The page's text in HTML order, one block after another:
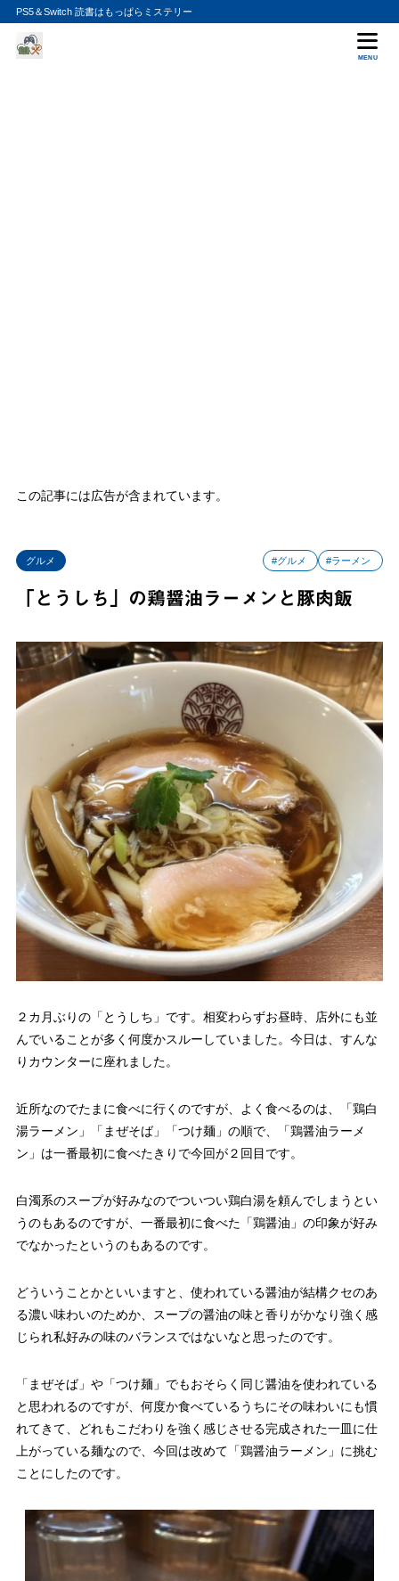
PS5＆Switch 読書はもっぱらミステリー
MENU
この記事には広告が含まれています。
グルメ #グルメ #ラーメン
「とうしち」の鶏醤油ラーメンと豚肉飯
２カ月ぶりの「とうしち」です。相変わらずお昼時、店外にも並
んでいることが多く何度かスルーしていました。今日は、すんな
りカウンターに座れました。
近所なのでたまに食べに行くのですが、よく食べるのは、「鶏白
湯ラーメン」「まぜそば」「つけ麺」の順で、「鶏醤油ラーメ
ン」は一番最初に食べたきりで今回が２回目です。
白濁系のスープが好みなのでついつい鶏白湯を頼んでしまうとい
うのもあるのですが、一番最初に食べた「鶏醤油」の印象が好み
でなかったというのもあるのです。
どういうことかといいますと、使われている醤油が結構クセのあ
る濃い味わいのためか、スープの醤油の味と香りがかなり強く感
じられ私好みの味のバランスではないなと思ったのです。
「まぜそば」や「つけ麺」でもおそらく同じ醤油を使われている
と思われるのですが、何度か食べているうちにその味わいにも慣
れてきて、どれもこだわりを強く感じさせる完成された一皿に仕
上がっている麺なので、今回は改めて「鶏醤油ラーメン」に挑む
ことにしたのです。